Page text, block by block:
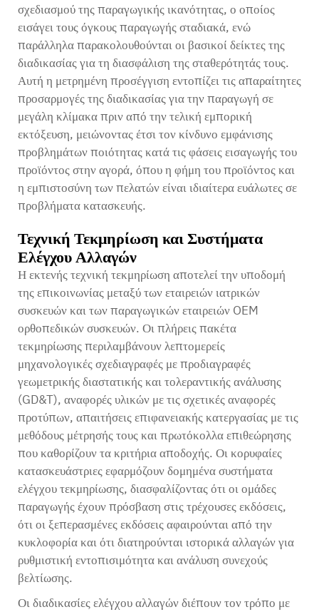
σχεδιασμού της παραγωγικής ικανότητας, ο οποίος
εισάγει τους όγκους παραγωγής σταδιακά, ενώ
παράλληλα παρακολουθούνται οι βασικοί δείκτες της
διαδικασίας για τη διασφάλιση της σταθερότητάς τους.
Αυτή η μετρημένη προσέγγιση εντοπίζει τις απαραίτητες
προσαρμογές της διαδικασίας για την παραγωγή σε
μεγάλη κλίμακα πριν από την τελική εμπορική
εκτόξευση, μειώνοντας έτσι τον κίνδυνο εμφάνισης
προβλημάτων ποιότητας κατά τις φάσεις εισαγωγής του
προϊόντος στην αγορά, όπου η φήμη του προϊόντος και
η εμπιστοσύνη των πελατών είναι ιδιαίτερα ευάλωτες σε
προβλήματα κατασκευής.
Τεχνική Τεκμηρίωση και Συστήματα
Ελέγχου Αλλαγών
Η εκτενής τεχνική τεκμηρίωση αποτελεί την υποδομή
της επικοινωνίας μεταξύ των εταιρειών ιατρικών
συσκευών και των παραγωγικών εταιρειών OEM
ορθοπεδικών συσκευών. Οι πλήρεις πακέτα
τεκμηρίωσης περιλαμβάνουν λεπτομερείς
μηχανολογικές σχεδιαγραφές με προδιαγραφές
γεωμετρικής διαστατικής και τολεραντικής ανάλυσης
(GD&T), αναφορές υλικών με τις σχετικές αναφορές
προτύπων, απαιτήσεις επιφανειακής κατεργασίας με τις
μεθόδους μέτρησής τους και πρωτόκολλα επιθεώρησης
που καθορίζουν τα κριτήρια αποδοχής. Οι κορυφαίες
κατασκευάστριες εφαρμόζουν δομημένα συστήματα
ελέγχου τεκμηρίωσης, διασφαλίζοντας ότι οι ομάδες
παραγωγής έχουν πρόσβαση στις τρέχουσες εκδόσεις,
ότι οι ξεπερασμένες εκδόσεις αφαιρούνται από την
κυκλοφορία και ότι διατηρούνται ιστορικά αλλαγών για
ρυθμιστική εντοπισιμότητα και ανάλυση συνεχούς
βελτίωσης.
Οι διαδικασίες ελέγχου αλλαγών διέπουν τον τρόπο με